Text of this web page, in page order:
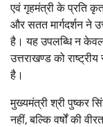
एवं गृहमंत्री के प्रति
और सतत मार्गदर्शन ने
है। यह उपलब्धि न केवल
उत्तराखण्ड को
है।
मुख्यमंत्री श्री पुष्कर
नहीं, बल्कि वर्षों की